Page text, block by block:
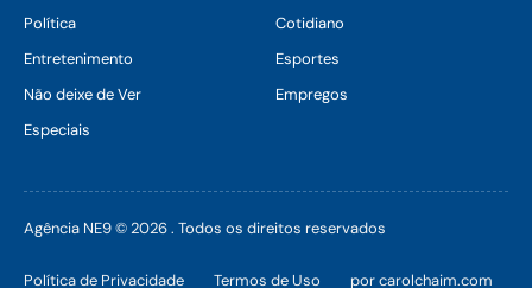
Política
Cotidiano
Entretenimento
Esportes
Não deixe de Ver
Empregos
Especiais
Agência NE9 © 2026 . Todos os direitos reservados
Política de Privacidade Termos de Uso por carolchaim.com